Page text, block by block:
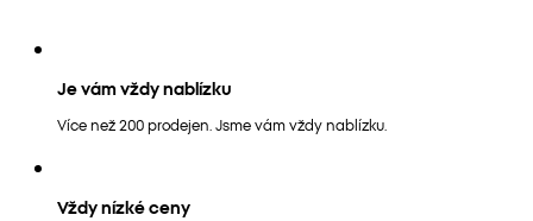
Je vám vždy nablízku
Více než 200 prodejen. Jsme vám vždy nablízku.
Vždy nízké ceny